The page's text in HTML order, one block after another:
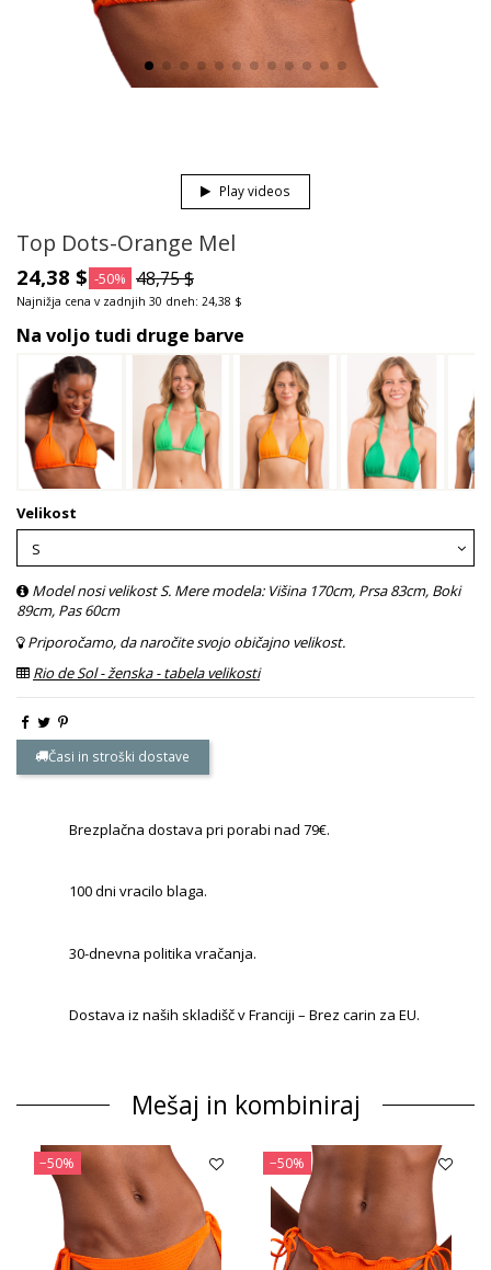
Play videos
Top Dots-Orange Mel
24,38 $ -50% 48,75 $
Najnižja cena v zadnjih 30 dneh: 24,38 $
Na voljo tudi druge barve
Velikost
Model nosi velikost S. Mere modela: Višina 170cm, Prsa 83cm, Boki
89cm, Pas 60cm
Priporočamo, da naročite svojo običajno velikost.
Rio de Sol - ženska - tabela velikosti
Časi in stroški dostave
Brezplačna dostava pri porabi nad 79€.
100 dni vracilo blaga.
30-dnevna politika vračanja.
Dostava iz naših skladišč v Franciji – Brez carin za EU.
Mešaj in kombiniraj
−50% −50%